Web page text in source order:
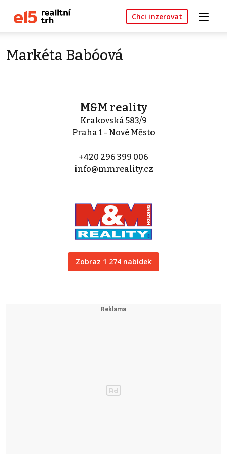
Chci inzerovat
Markéta Babóová
M&M reality
Krakovská 583/9
Praha 1 - Nové Město
+420 296 399 006
info@mmreality.cz
Zobraz 1 274 nabídek